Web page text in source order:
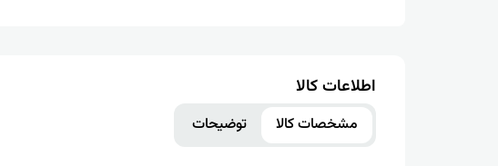
اطلاعات کالا
مشخصات کالا توضیحات